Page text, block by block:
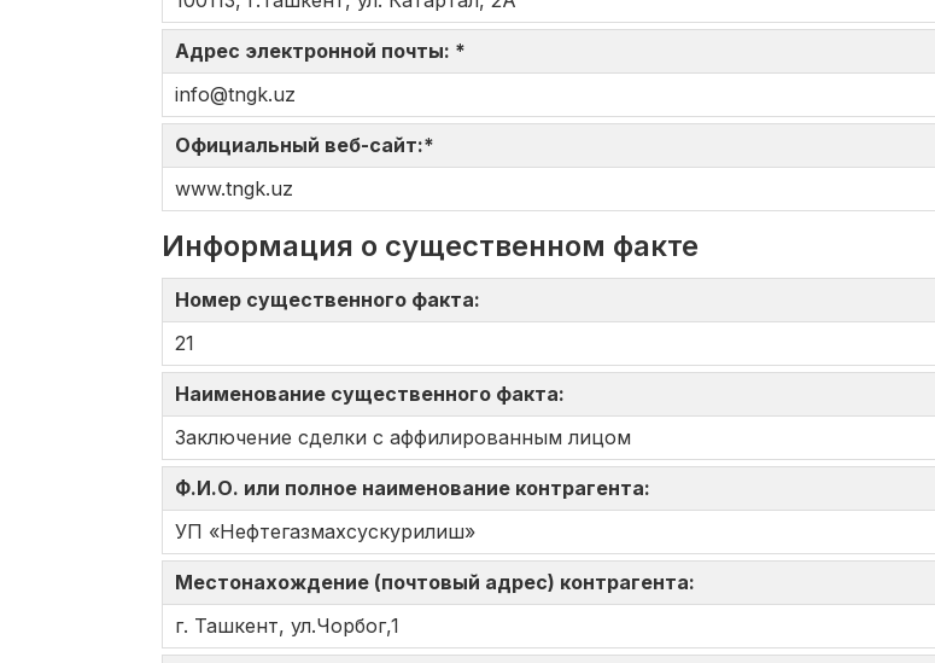
Адрес электронной почты: *
info@tngk.uz
Официальный веб-сайт:*
www.tngk.uz
Информация о существенном факте
Номер существенного факта:
21
Наименование существенного факта:
Заключение сделки с аффилированным лицом
Ф.И.О. или полное наименование контрагента:
УП «Нефтегазмахсускурилиш»
Местонахождение (почтовый адрес) контрагента:
г. Ташкент, ул.Чорбог,1